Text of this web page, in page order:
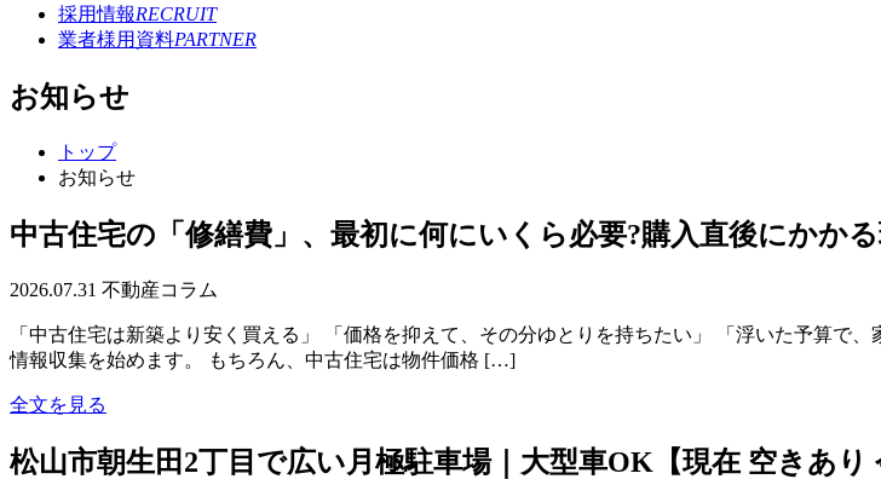
採用情報RECRUIT
業者様用資料PARTNER
お知らせ
トップ
お知らせ
中古住宅の「修繕費」、最初に何にいくら必要?購入直後にかか
2026.07.31 不動産コラム
「中古住宅は新築より安く買える」 「価格を抑えて、その分ゆとりを持ちたい」 「浮いた予算で
情報収集を始めます。 もちろん、中古住宅は物件価格 […]
全文を見る
松山市朝生田2丁目で広い月極駐車場｜大型車OK【現在 空きあり